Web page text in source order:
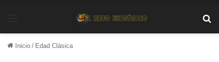
Inicio / Edad Clásica